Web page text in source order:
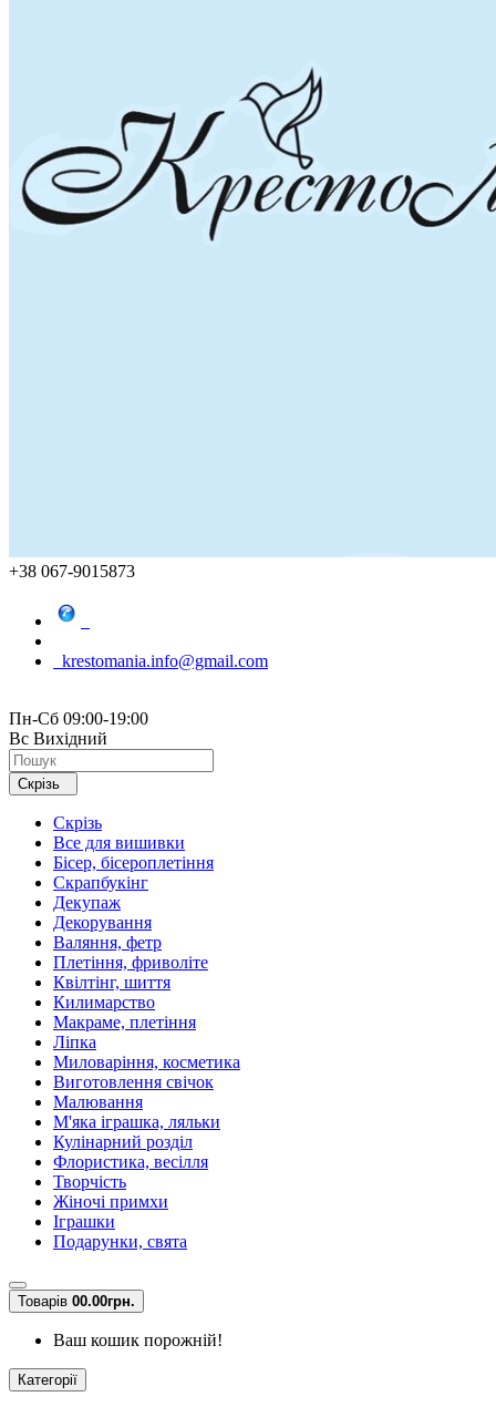
+38 067-9015873
krestomania.info@gmail.com
Пн-Сб 09:00-19:00
Вс Вихідний
Скрізь
Скрізь
Все для вишивки
Бісер, бісероплетіння
Скрапбукінг
Декупаж
Декорування
Валяння, фетр
Плетіння, фриволіте
Квілтінг, шиття
Килимарство
Макраме, плетіння
Ліпка
Миловаріння, косметика
Виготовлення свічок
Малювання
М'яка іграшка, ляльки
Кулінарний розділ
Флористика, весілля
Творчість
Жіночі примхи
Іграшки
Подарунки, свята
Товарів 00.00грн.
Ваш кошик порожній!
Категорії